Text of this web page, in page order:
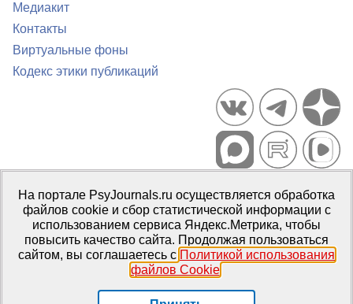
Медиакит
Контакты
Виртуальные фоны
Кодекс этики публикаций
Портал психологических изданий PsyJournals.ru, 2007–2026
Правила использования материалов
Свидетельство регистрации СМИЭл № ФС77-66447 от 14 июля
2016 г.
Издатель: ФГБОУ ВО МГППУ
На портале PsyJournals.ru осуществляется обработка
файлов cookie и сбор статистической информации с
использованием сервиса Яндекс.Метрика, чтобы
повысить качество сайта. Продолжая пользоваться
сайтом, вы соглашаетесь с Политикой использования
файлов Cookie.